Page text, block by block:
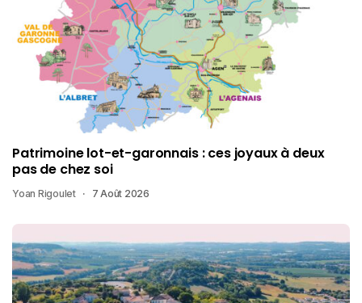
Patrimoine lot-et-garonnais : ces joyaux à deux
pas de chez soi
Yoan Rigoulet 7 Août 2026